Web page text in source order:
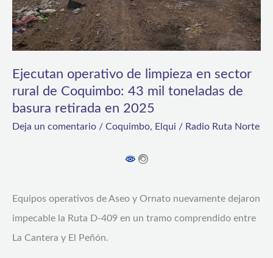
Ejecutan operativo de limpieza en sector
rural de Coquimbo: 43 mil toneladas de
basura retirada en 2025
Deja un comentario / Coquimbo, Elqui / Radio Ruta Norte
Equipos operativos de Aseo y Ornato nuevamente dejaron
impecable la Ruta D-409 en un tramo comprendido entre
La Cantera y El Peñón.
sector
rural
Coquimbo:
43
mil
retirada
en
2025